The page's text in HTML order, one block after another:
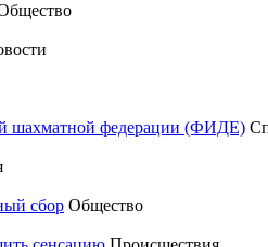
шахматной федерации (ФИДЕ)
сбор Общество